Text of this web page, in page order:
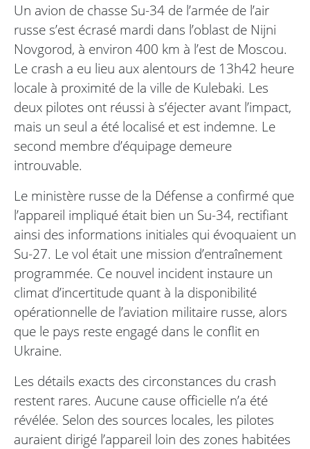
Un avion de chasse Su-34 de l’armée de l’air
russe s’est écrasé mardi dans l’oblast de Nijni
Novgorod, à environ 400 km à l’est de Moscou.
Le crash a eu lieu aux alentours de 13h42 heure
locale à proximité de la ville de Kulebaki. Les
deux pilotes ont réussi à s’éjecter avant l’impact,
mais un seul a été localisé et est indemne. Le
second membre d’équipage demeure
introuvable.
Le ministère russe de la Défense a confirmé que
l’appareil impliqué était bien un Su-34, rectifiant
ainsi des informations initiales qui évoquaient un
Su-27. Le vol était une mission d’entraînement
programmée. Ce nouvel incident instaure un
climat d’incertitude quant à la disponibilité
opérationnelle de l’aviation militaire russe, alors
que le pays reste engagé dans le conflit en
Ukraine.
Les détails exacts des circonstances du crash
restent rares. Aucune cause officielle n’a été
révélée. Selon des sources locales, les pilotes
auraient dirigé l’appareil loin des zones habitées